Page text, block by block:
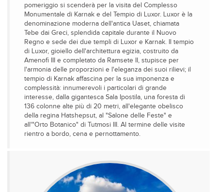
pomeriggio si scenderà per la visita del Complesso
Monumentale di Karnak e del Tempio di Luxor. Luxor è la
denominazione moderna dell'antica Uaset, chiamata
Tebe dai Greci, splendida capitale durante il Nuovo
Regno e sede dei due templi di Luxor e Karnak. Il tempio
di Luxor, gioiello dell'architettura egizia, costruito da
Amenofi III e completato da Ramsete II, stupisce per
l'armonia delle proporzioni e l'eleganza dei suoi rilievi; il
tempio di Karnak affascina per la sua imponenza e
complessità: innumerevoli i particolari di grande
interesse, dalla gigantesca Sala Ipostila, una foresta di
136 colonne alte più di 20 metri, all'elegante obelisco
della regina Hatshepsut, al "Salone delle Feste" e
all'"Orto Botanico" di Tutmosi III. Al termine delle visite
rientro a bordo, cena e pernottamento.